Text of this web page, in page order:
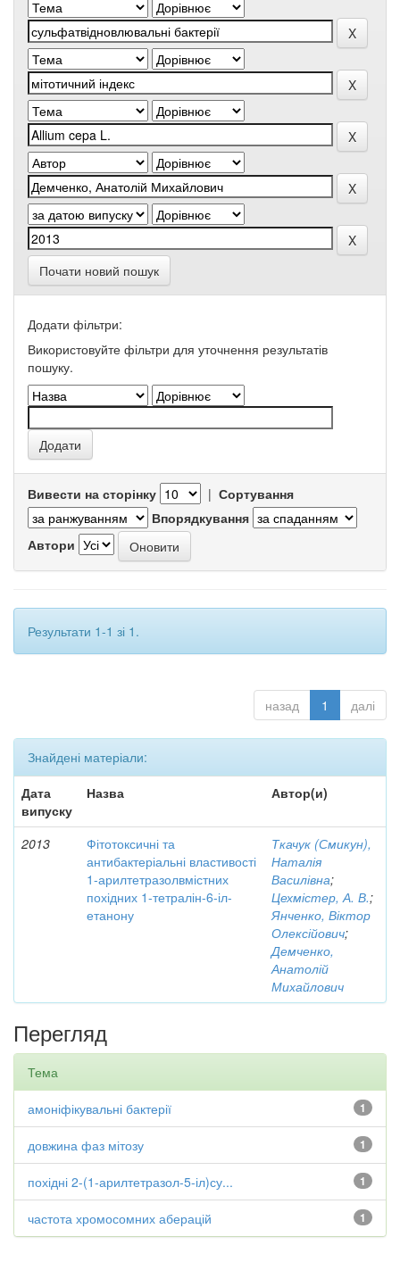
Почати новий пошук
Додати фільтри:
Використовуйте фільтри для уточнення результатів
пошуку.
Вивести на сторінку | Сортування
Впорядкування
Автори
Результати 1-1 зі 1.
назад 1 далі
Знайдені матеріали:
Дата
випуску
Назва Автор(и)
2013
Фітотоксичні та
антибактеріальні властивості
1-арилтетразолвмістних
похідних 1-тетралін-6-іл-
етанону
Ткачук (Смикун),
Наталія
Василівна;
Цехмістер, А. В.;
Янченко, Віктор
Олексійович;
Демченко,
Анатолій
Михайлович
Перегляд
Тема
1
амоніфікувальні бактерії
1
довжина фаз мітозу
1
похідні 2-(1-арилтетразол-5-іл)су...
1
частота хромосомних аберацій